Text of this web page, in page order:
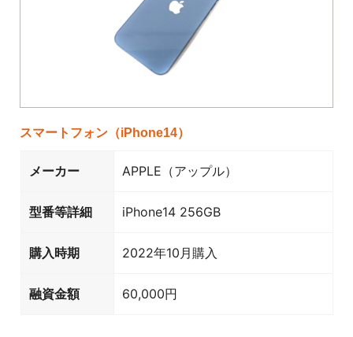
スマートフォン（iPhone14）
メーカー APPLE（アップル）
型番等詳細 iPhone14 256GB
購入時期 2022年10月購入
融資金額 60,000円